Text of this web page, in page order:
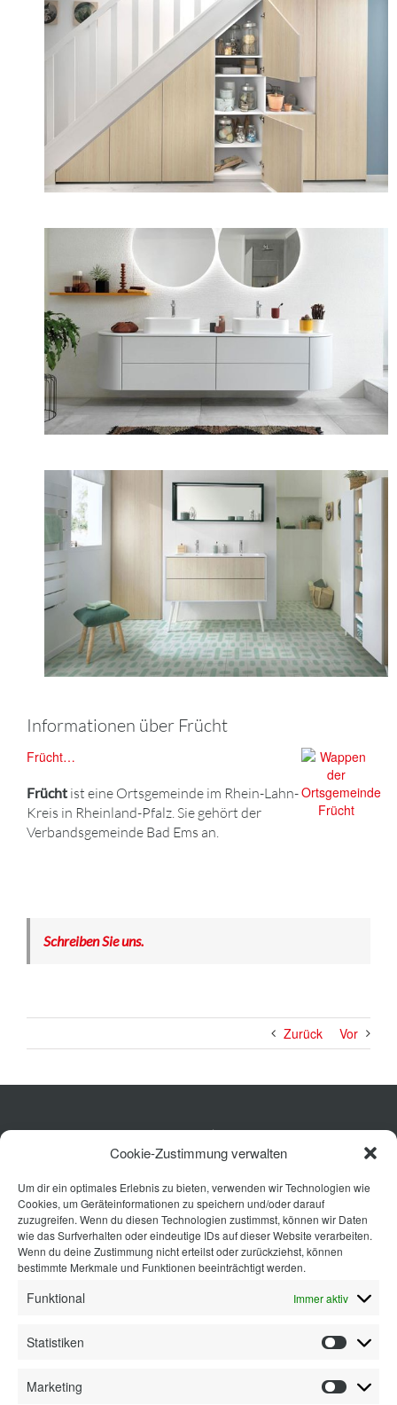
Cookie-Zustimmung verwalten
Um dir ein optimales Erlebnis zu bieten, verwenden wir Technologien wie
Cookies, um Geräteinformationen zu speichern und/oder darauf
zuzugreifen. Wenn du diesen Technologien zustimmst, können wir Daten
wie das Surfverhalten oder eindeutige IDs auf dieser Website verarbeiten.
Wenn du deine Zustimmung nicht erteilst oder zurückziehst, können
bestimmte Merkmale und Funktionen beeinträchtigt werden.
Funktional Immer aktiv
Statistiken
Marketing
Zurück Vor
Informationen über Frücht
Frücht…
Frücht ist eine Ortsgemeinde im Rhein-Lahn-
Kreis in Rheinland-Pfalz. Sie gehört der
Verbandsgemeinde Bad Ems an.
Schreiben Sie uns.
Küche
Wohnen
Bad
Ausstattung
Planung
Kontakt